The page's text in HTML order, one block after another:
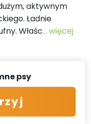
aktywnym
Ładnie
Właśc... więcej
psy